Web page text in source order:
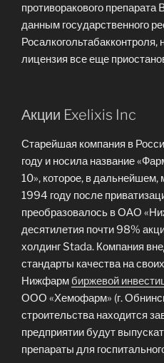
противоракового
данным государственного
лицензия все еще
Акции Exelixis Inc
Старейшая компания в
году и носила название
10», которое, в дальнейшем,
1994 году после
преобразовалось в ОАО
десятилетия почти 98%
холдинг Stada. Компания
стандарты качества на
Нижфарм биржевой
ООО «Хемофарм» (г.
строительства находится
предприятии будут
препараты для